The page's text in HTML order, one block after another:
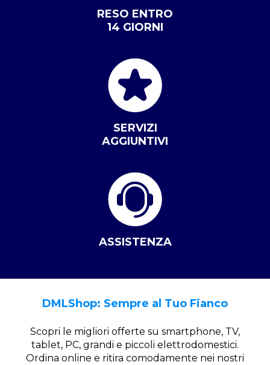
RESO ENTRO
14 GIORNI
SERVIZI
AGGIUNTIVI
ASSISTENZA
DMLShop: Sempre al Tuo Fianco
Scopri le migliori offerte su smartphone, TV,
tablet, PC, grandi e piccoli elettrodomestici.
Ordina online e ritira comodamente nei nostri